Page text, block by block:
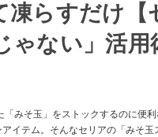
凍らすだけ【
ゃない」活用
みそ玉」をストックするのに便
イテム。そんなセリアの「みそ